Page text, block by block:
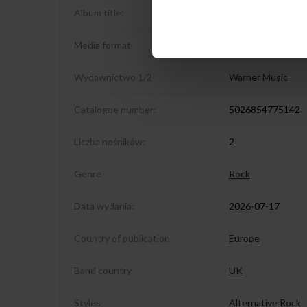
Album title:
Media format
Wydawnictwo 1/2 Warner Music
Catalogue number: 5026854775142
Liczba nośników: 2
Genre Rock
Data wydania: 2026-07-17
Country of publication Europe
Band country UK
Styles Alternative Rock